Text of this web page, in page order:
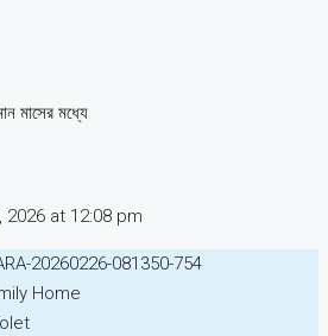
মাসের মধ্যে
at 12:08 pm
20260226-081350-754
Home